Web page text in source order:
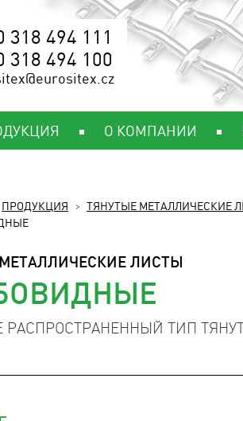
318 494 111
318 494 100
О КОМПАНИИ
ПРОДУКЦИЯ
ТЯНУТЫЕ МЕТАЛЛИЧЕСКИЕ
ЛИСТЫ
РАСПРОСТРАНЕННЫЙ ТИП